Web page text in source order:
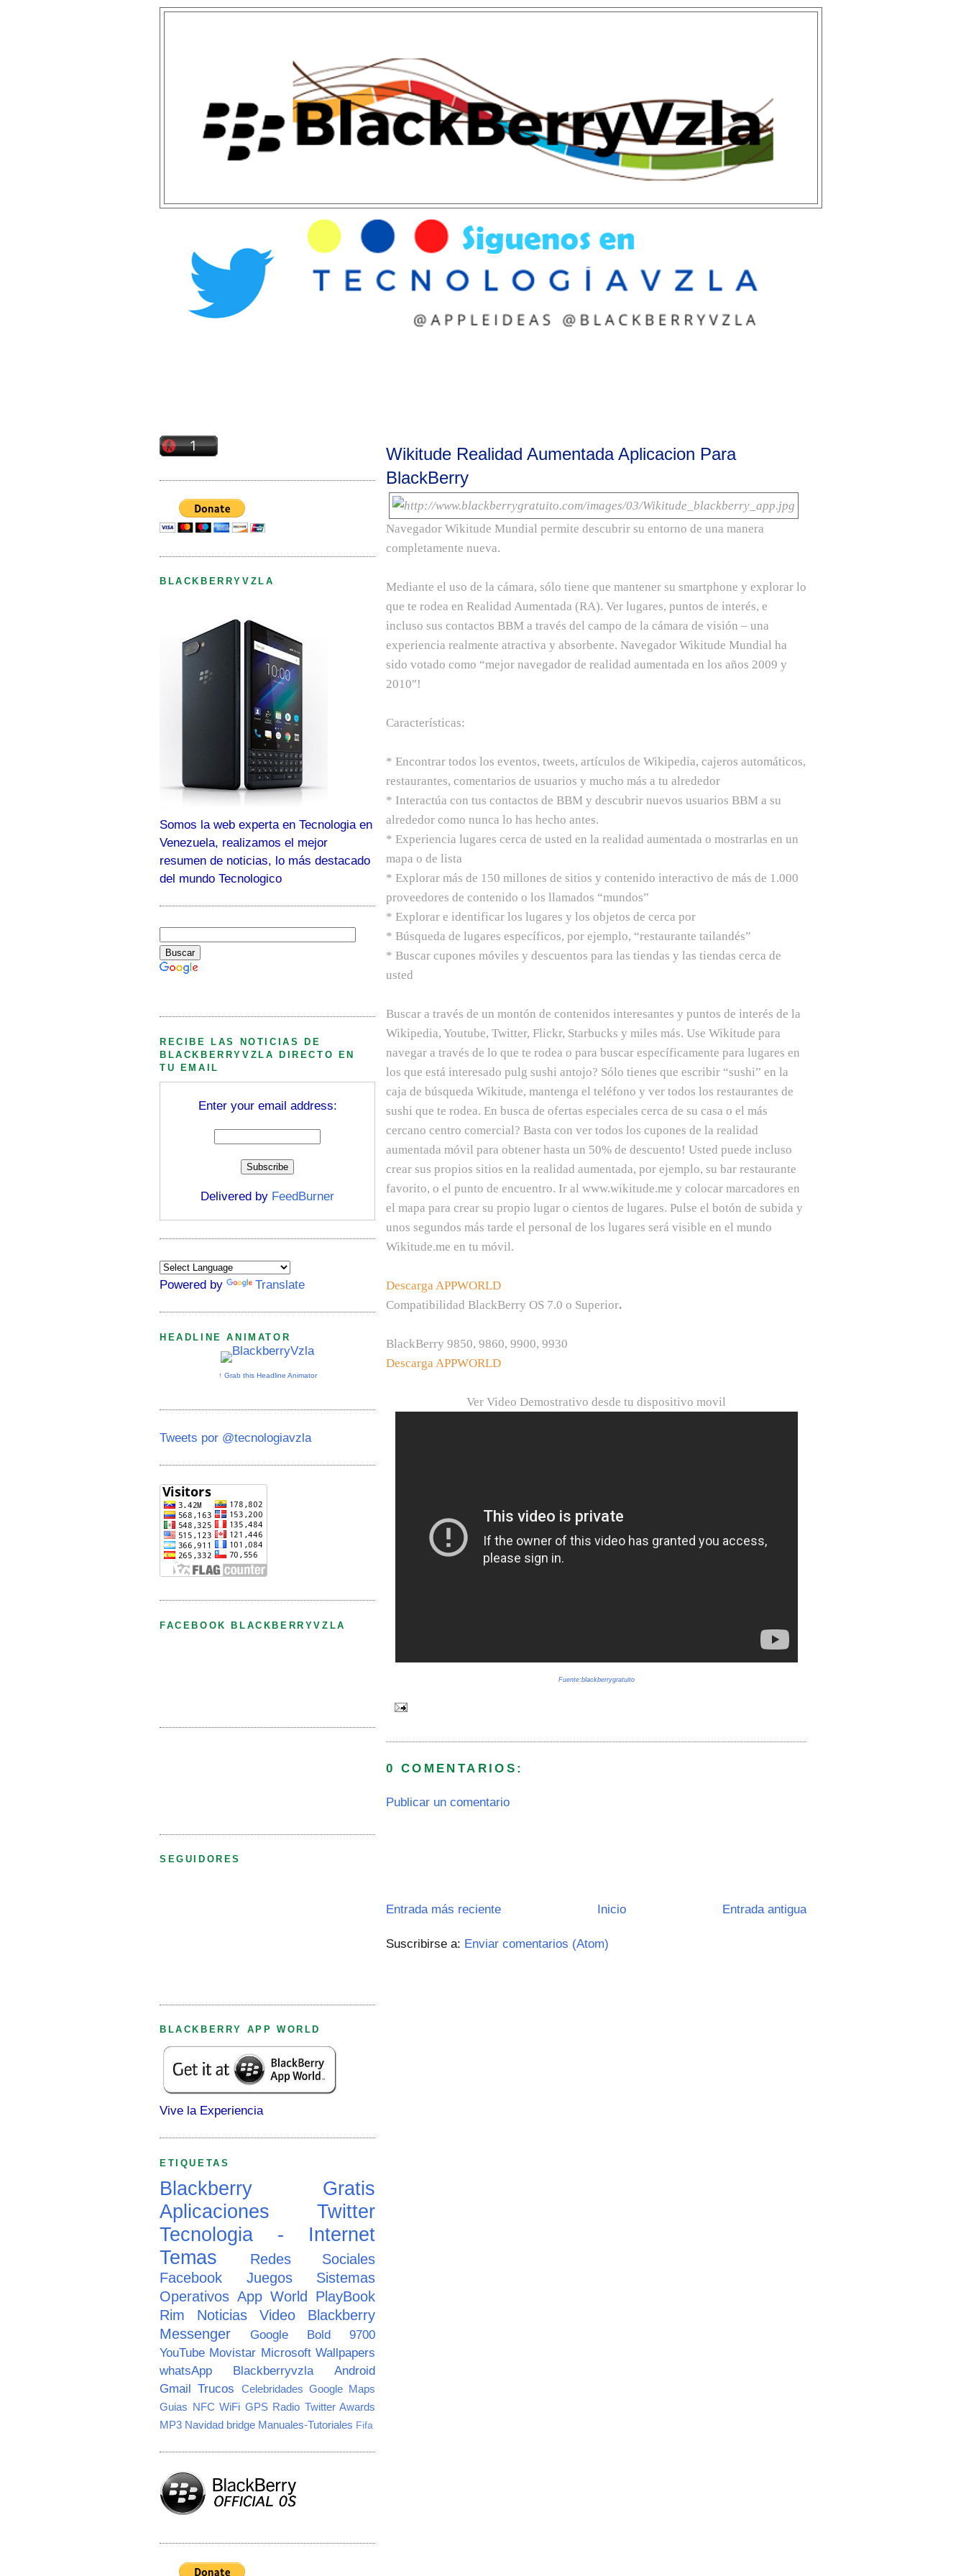
Wikitude Realidad Aumentada Aplicacion Para
BlackBerry
Navegador Wikitude Mundial permite descubrir su entorno de una manera
completamente nueva.
Mediante el uso de la cámara, sólo tiene que mantener su smartphone y explorar lo
que te rodea en Realidad Aumentada (RA). Ver lugares, puntos de interés, e
incluso sus contactos BBM a través del campo de la cámara de visión – una
experiencia realmente atractiva y absorbente. Navegador Wikitude Mundial ha
sido votado como “mejor navegador de realidad aumentada en los años 2009 y
2010″!
Características:
* Encontrar todos los eventos, tweets, artículos de Wikipedia, cajeros automáticos,
restaurantes, comentarios de usuarios y mucho más a tu alrededor
* Interactúa con tus contactos de BBM y descubrir nuevos usuarios BBM a su
alrededor como nunca lo has hecho antes.
* Experiencia lugares cerca de usted en la realidad aumentada o mostrarlas en un
mapa o de lista
* Explorar más de 150 millones de sitios y contenido interactivo de más de 1.000
proveedores de contenido o los llamados “mundos”
* Explorar e identificar los lugares y los objetos de cerca por
* Búsqueda de lugares específicos, por ejemplo, “restaurante tailandés”
* Buscar cupones móviles y descuentos para las tiendas y las tiendas cerca de
usted
Buscar a través de un montón de contenidos interesantes y puntos de interés de la
Wikipedia, Youtube, Twitter, Flickr, Starbucks y miles más. Use Wikitude para
navegar a través de lo que te rodea o para buscar específicamente para lugares en
los que está interesado pulg sushi antojo? Sólo tienes que escribir “sushi” en la
caja de búsqueda Wikitude, mantenga el teléfono y ver todos los restaurantes de
sushi que te rodea. En busca de ofertas especiales cerca de su casa o el más
cercano centro comercial? Basta con ver todos los cupones de la realidad
aumentada móvil para obtener hasta un 50% de descuento! Usted puede incluso
crear sus propios sitios en la realidad aumentada, por ejemplo, su bar restaurante
favorito, o el punto de encuentro. Ir al www.wikitude.me y colocar marcadores en
el mapa para crear su propio lugar o cientos de lugares. Pulse el botón de subida y
unos segundos más tarde el personal de los lugares será visible en el mundo
Wikitude.me en tu móvil.
Descarga APPWORLD
Compatibilidad BlackBerry OS 7.0 o Superior.
BlackBerry 9850, 9860, 9900, 9930
Descarga APPWORLD
Ver Video Demostrativo desde tu dispositivo movil
Fuente:blackberrygratuito
0 COMENTARIOS:
Publicar un comentario
Entrada más reciente Entrada antigua
Inicio
Suscribirse a: Enviar comentarios (Atom)
BLACKBERRYVZLA
Somos la web experta en Tecnologia en
Venezuela, realizamos el mejor
resumen de noticias, lo más destacado
del mundo Tecnologico
RECIBE LAS NOTICIAS DE
BLACKBERRYVZLA DIRECTO EN
TU EMAIL
Enter your email address:
Delivered by FeedBurner
Powered by Translate
HEADLINE ANIMATOR
↑ Grab this Headline Animator
Tweets por @tecnologiavzla
FACEBOOK BLACKBERRYVZLA
SEGUIDORES
BLACKBERRY APP WORLD
Vive la Experiencia
ETIQUETAS
Blackberry
Gratis
Aplicaciones
Twitter
Tecnologia - Internet
Temas
Redes Sociales
Facebook
Juegos
Sistemas
Operativos App World PlayBook
Rim
Noticias Video
Blackberry
Messenger
Google
Bold 9700
YouTube Movistar Microsoft Wallpapers
whatsApp
Blackberryvzla
Android
Gmail Trucos Celebridades Google Maps
Guias NFC WiFi GPS Radio Twitter Awards
MP3 Navidad bridge Manuales-Tutoriales Fifa